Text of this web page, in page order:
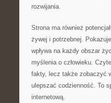
rozwijania.
Strona ma również
żywej i potrzebnej.
wpływa na każdy obszar
myślenia o człowieku.
fakty, lecz także zobaczyć
ulepszać codzienność. To
internetową.